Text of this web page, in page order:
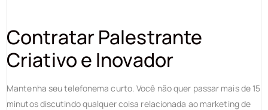
Contratar Palestrante
Criativo e Inovador
Mantenha seu telefonema curto. Você não quer passar mais de 15
minutos discutindo qualquer coisa relacionada ao marketing de